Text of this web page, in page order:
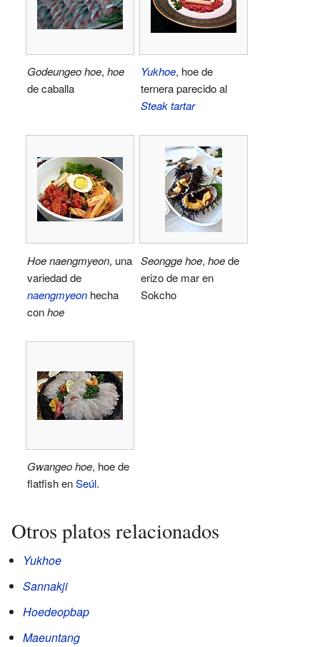
Godeungeo hoe, hoe
de caballa
Yukhoe, hoe de
ternera parecido al
Steak tartar
Hoe naengmyeon, una
variedad de
naengmyeon hecha
conhoe
Seongge hoe, hoede
erizo de mar en
Sokcho
Gwangeo hoe, hoe de
flatfish enSeúl.
Otros platos relacionados
Yukhoe
Sannakji
Hoedeopbap
Maeuntang